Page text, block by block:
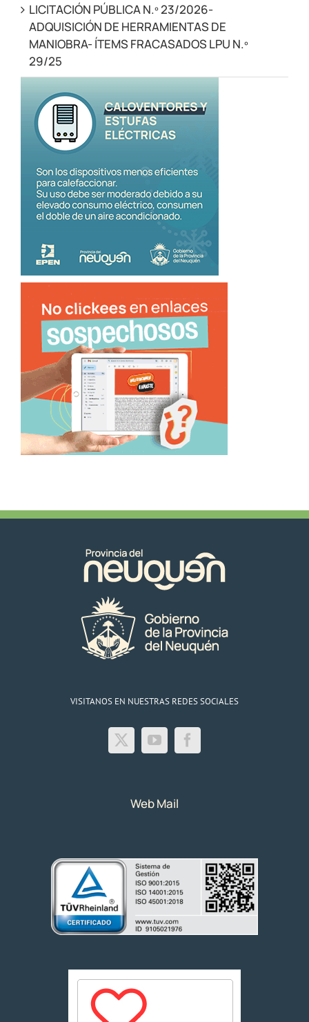
LICITACIÓN PÚBLICA N.º 23/2026-
ADQUISICIÓN DE HERRAMIENTAS DE
MANIOBRA- ÍTEMS FRACASADOS LPU N.º
29/25
VISITANOS EN NUESTRAS REDES SOCIALES
Web Mail